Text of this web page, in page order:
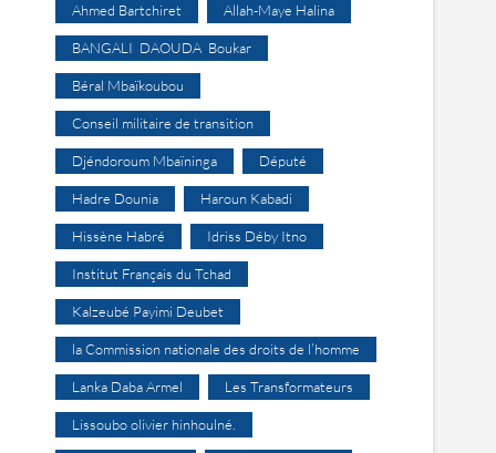
Ahmed Bartchiret Allah-Maye Halina
BANGALI DAOUDA Boukar
Béral Mbaïkoubou
Conseil militaire de transition
Djéndoroum Mbaïninga Député
Hadre Dounia Haroun Kabadi
Hissène Habré Idriss Déby Itno
Institut Français du Tchad
Kalzeubé Payimi Deubet
la Commission nationale des droits de l’homme
Lanka Daba Armel Les Transformateurs
Lissoubo olivier hinhoulné.